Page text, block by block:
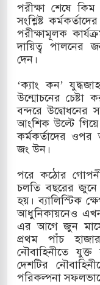
কেন্দ্রের
কুতুবদিয়া শিপিং
রুশ নাগরিকদের
ভূমি অফিসের সব
সেই ঐতিহাসিক "এক
পরীক্ষা শেষে
সংশ্লিষ্ট
পরীক্ষামূলক
দায়িত্ব পালনের
দেন।
‘ক্যাং কন’
উন্মোচনের চেষ্টা
বন্দরে উদ্বোধনের
আংশিক উল্টে গিয়ে
কর্মকর্তাদের ওপর
জং উন।
পরে কঠোর
চলতি বছরের জুনে
হয়। ব্যালিস্টিক
আধুনিকায়নেও
এর আগে জুন
প্রথম পাঁচ
নৌবাহিনীতে
দেশটির
পরিকল্পনা